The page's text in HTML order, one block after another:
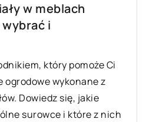
w meblach
i
który pomoże Ci
ogrodowe wykonane z
Dowiedz się, jakie
surowce i które z nich